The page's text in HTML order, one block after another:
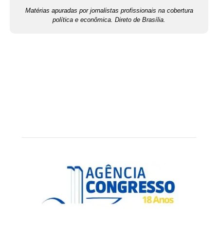
Matérias apuradas por jornalistas profissionais na cobertura
política e econômica. Direto de Brasília.